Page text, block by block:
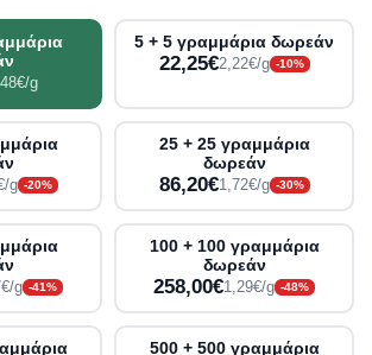
g
5 + 5 γραμμάρια δωρεάν
22,25€2,22€/g -10%
g -20%
25 + 25 γραμμάρια
δωρεάν
86,20€1,72€/g -30%
g -41%
100 + 100 γραμμάρια
δωρεάν
258,00€1,29€/g -48%
500 + 500 γραμμάρια